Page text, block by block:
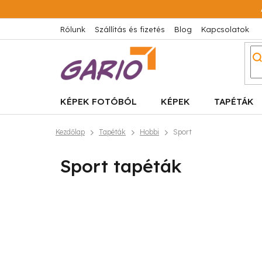
a
tartalomhoz
Rólunk Szállítás és fizetés Blog Kapcsolatok
KÉPEK FOTÓBÓL KÉPEK TAPÉTÁK
Kezdőlap Tapéták Hobbi Sport
Sport tapéták